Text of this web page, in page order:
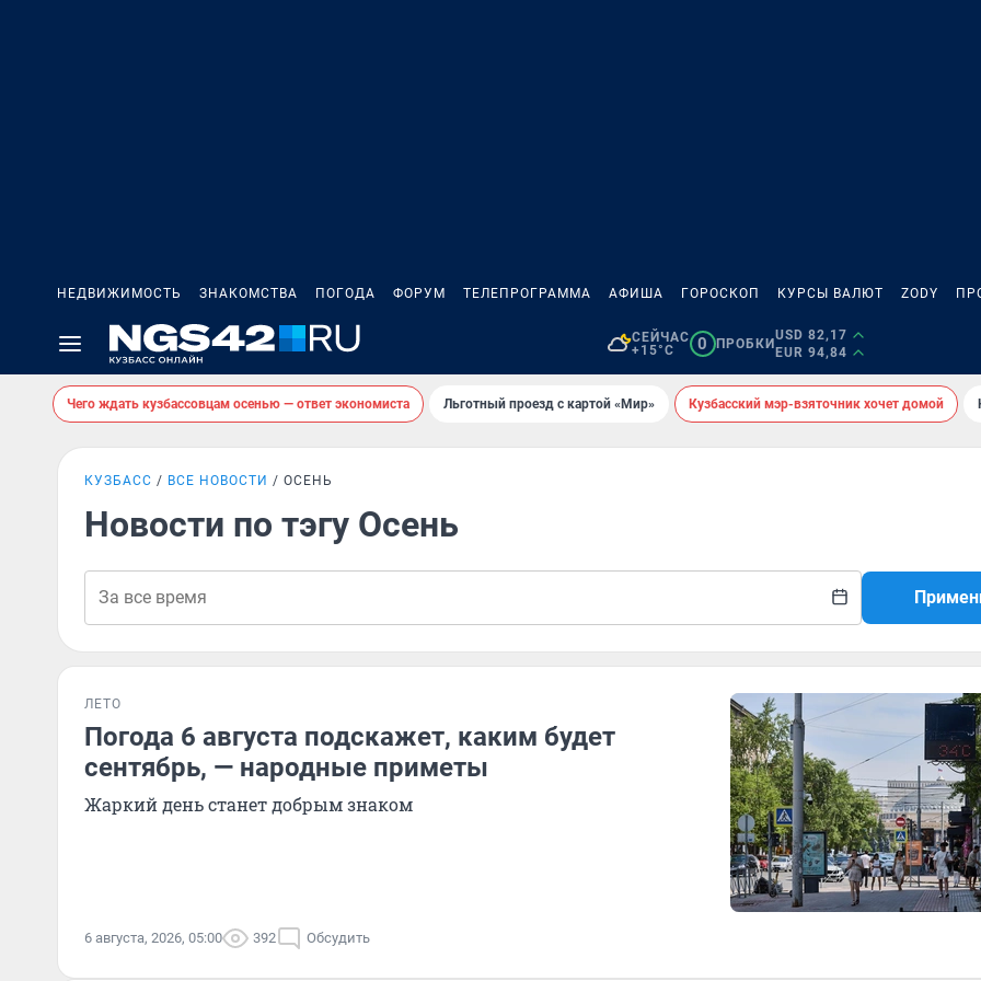
НЕДВИЖИМОСТЬ ЗНАКОМСТВА ПОГОДА ФОРУМ ТЕЛЕПРОГРАММА АФИША ГОРОСКОП КУРСЫ ВАЛЮТ ZODY
СЕЙЧАС
+15°C
0 ПРОБКИ
USD 82,17
EUR 94,84
Чего ждать кузбассовцам осенью — ответ экономиста Льготный проезд с картой «Мир» Кузбасский мэр-взяточник хочет домой
КУЗБАСС ВСЕ НОВОСТИ ОСЕНЬ
Новости по тэгу Осень
ЛЕТО
Погода 6 августа подскажет, каким будет
сентябрь, — народные приметы
Жаркий день станет добрым знаком
6 августа, 2026, 05:00 392 Обсудить